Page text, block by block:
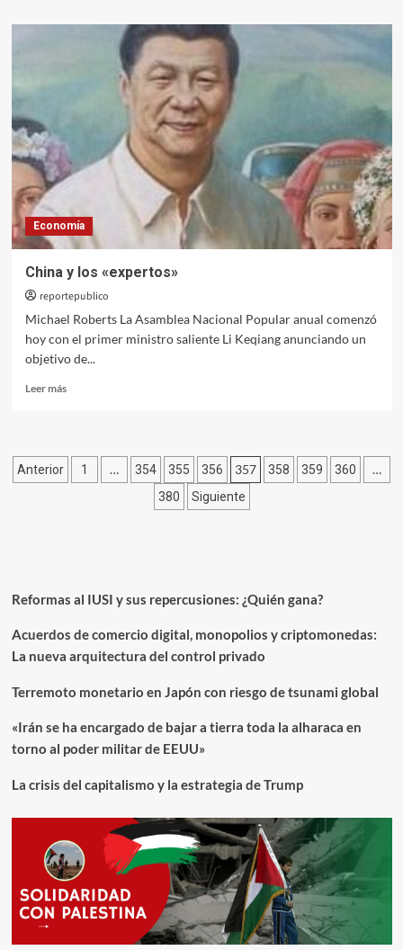
Las
consultoras
capitalismo
Economía
China y los «expertos»
reportepublico
Michael Roberts La Asamblea Nacional Popular anual comenzó
hoy con el primer ministro saliente Li Keqiang anunciando un
objetivo de...
Leer másLeer
y
«expertos»
Paginación
Anterior 1 … 354 355 356 357 358 359 360 …
380 Siguiente
Reformas al IUSI y sus repercusiones: ¿Quién gana?
Acuerdos de comercio digital, monopolios y criptomonedas:
La nueva arquitectura del control privado
Terremoto monetario en Japón con riesgo de tsunami global
«Irán se ha encargado de bajar a tierra toda la alharaca en
torno al poder militar de EEUU»
La crisis del capitalismo y la estrategia de Trump